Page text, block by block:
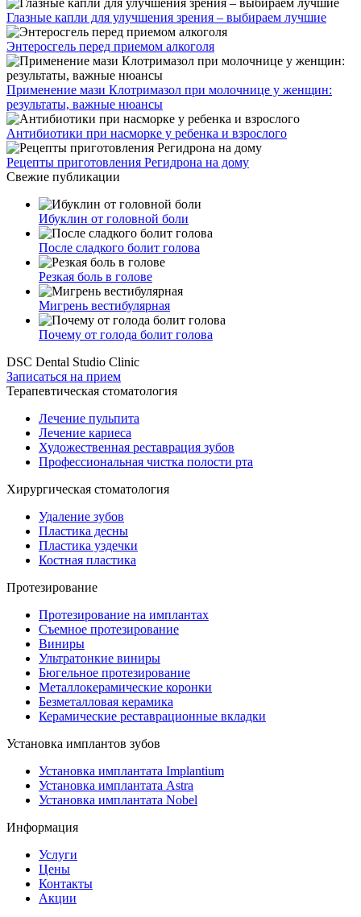
Глазные капли для улучшения зрения – выбираем лучшие
Энтеросгель перед приемом алкоголя
Применение мази Клотримазол при молочнице у женщин:
результаты, важные нюансы
Антибиотики при насморке у ребенка и взрослого
Рецепты приготовления Регидрона на дому
Свежие публикации
Ибуклин от головной боли
После сладкого болит голова
Резкая боль в голове
Мигрень вестибулярная
Почему от голода болит голова
DSC Dental Studio Clinic
Записаться на прием
Терапевтическая стоматология
Лечение пульпита
Лечение кариеса
Художественная реставрация зубов
Профессиональная чистка полости рта
Хирургическая стоматология
Удаление зубов
Пластика десны
Пластика уздечки
Костная пластика
Протезирование
Протезирование на имплантах
Съемное протезирование
Виниры
Ультратонкие виниры
Бюгельное протезирование
Металлокерамические коронки
Безметалловая керамика
Керамические реставрационные вкладки
Установка имплантов зубов
Установка имплантата Implantium
Установка имплантата Astra
Установка имплантата Nobel
Информация
Услуги
Цены
Контакты
Акции